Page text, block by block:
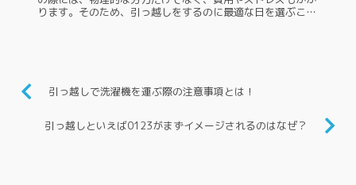
ります。そのため、引っ越しをするのに最適な日を選ぶこと
引っ越しで洗濯機を運ぶ際の注意事項とは！
引っ越しといえば0123がまずイメージされるのはなぜ？